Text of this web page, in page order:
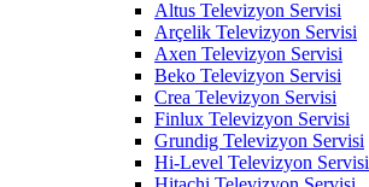
Altus Televizyon Servisi
Arçelik Televizyon Servisi
Axen Televizyon Servisi
Beko Televizyon Servisi
Crea Televizyon Servisi
Finlux Televizyon Servisi
Grundig Televizyon Servisi
Hi-Level Televizyon Servisi